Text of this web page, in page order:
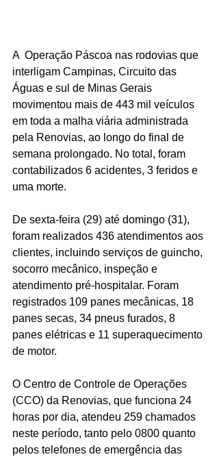
A  Operação Páscoa nas rodovias que
interligam Campinas, Circuito das
Águas e sul de Minas Gerais
movimentou mais de 443 mil veículos
em toda a malha viária administrada
pela Renovias, ao longo do final de
semana prolongado. No total, foram
contabilizados 6 acidentes, 3 feridos e
uma morte.
De sexta-feira (29) até domingo (31),
foram realizados 436 atendimentos aos
clientes, incluindo serviços de guincho,
socorro mecânico, inspeção e
atendimento pré-hospitalar. Foram
registrados 109 panes mecânicas, 18
panes secas, 34 pneus furados, 8
panes elétricas e 11 superaquecimento
de motor.
O Centro de Controle de Operações
(CCO) da Renovias, que funciona 24
horas por dia, atendeu 259 chamados
neste período, tanto pelo 0800 quanto
pelos telefones de emergência das